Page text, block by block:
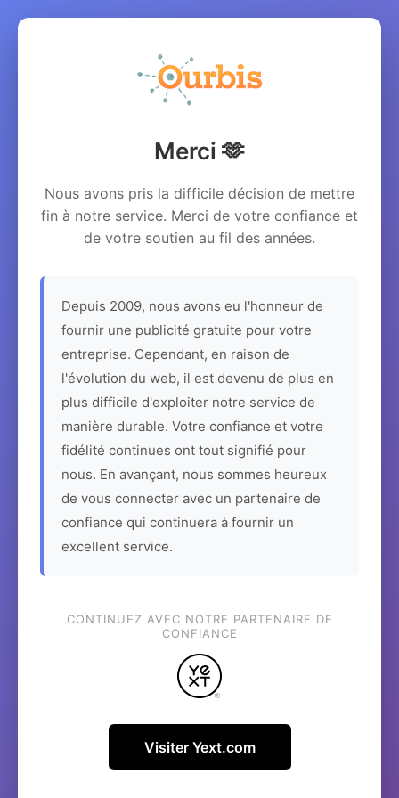
Merci 🫶
Nous avons pris la difficile décision de mettre
fin à notre service. Merci de votre confiance et
de votre soutien au fil des années.
Depuis 2009, nous avons eu l'honneur de
fournir une publicité gratuite pour votre
entreprise. Cependant, en raison de
l'évolution du web, il est devenu de plus en
plus difficile d'exploiter notre service de
manière durable. Votre confiance et votre
fidélité continues ont tout signifié pour
nous. En avançant, nous sommes heureux
de vous connecter avec un partenaire de
confiance qui continuera à fournir un
excellent service.
CONTINUEZ AVEC NOTRE PARTENAIRE DE
CONFIANCE
Visiter Yext.com